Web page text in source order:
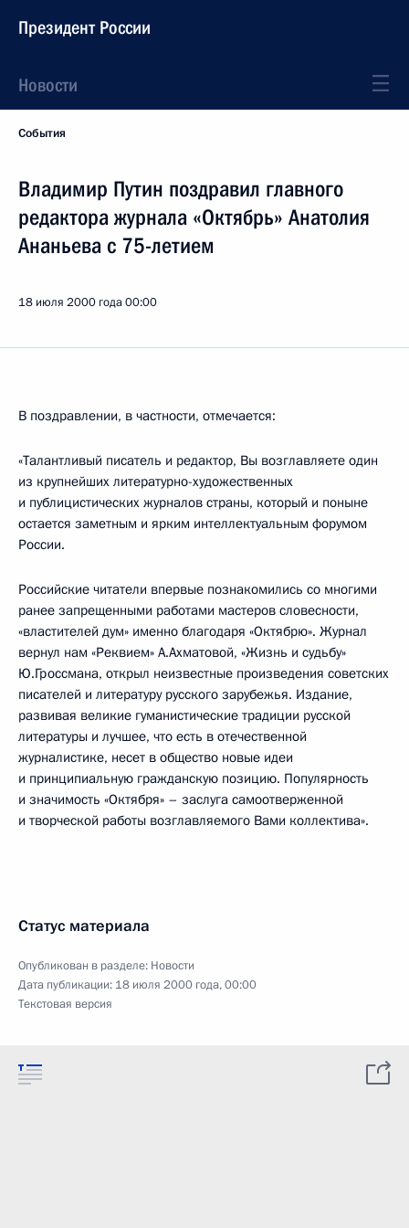
Президент России
Новости
События
Владимир Путин поздравил главного
редактора журнала «Октябрь» Анатолия
Ананьева с 75-летием
18 июля 2000 года00:00
В поздравлении, в частности, отмечается:
«Талантливый писатель и редактор, Вы возглавляете один
из крупнейших литературно-художественных
и публицистических журналов страны, который и поныне
остается заметным и ярким интеллектуальным форумом
России.
Российские читатели впервые познакомились со многими
ранее запрещенными работами мастеров словесности,
«властителей дум» именно благодаря «Октябрю». Журнал
вернул нам «Реквием» А.Ахматовой, «Жизнь и судьбу»
Ю.Гроссмана, открыл неизвестные произведения советских
писателей и литературу русского зарубежья. Издание,
развивая великие гуманистические традиции русской
литературы и лучшее, что есть в отечественной
журналистике, несет в общество новые идеи
и принципиальную гражданскую позицию. Популярность
и значимость «Октября» – заслуга самоотверженной
и творческой работы возглавляемого Вами коллектива».
Статус материала
Опубликован в разделе: Новости
Дата публикации: 18 июля 2000 года, 00:00
Текстовая версия